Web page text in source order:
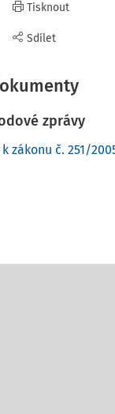
Tisknout
Sdílet
zprávy
zákonu č. 251/